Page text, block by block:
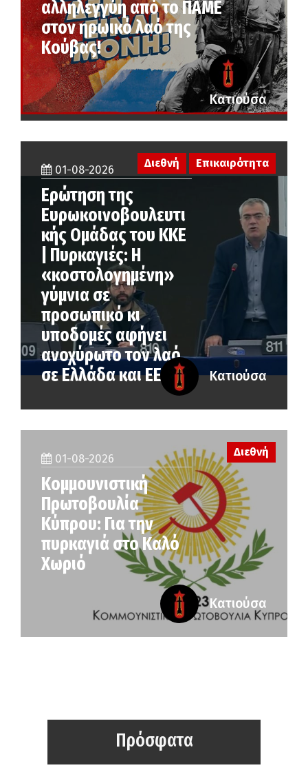
αλληλεγγύη από το ΠΑΜΕ
στον ηρωικό λαό της
Κούβας!
Κατιούσα
01-08-2026
Ερώτηση της
Ευρωκοινοβουλευτι
κής Ομάδας του ΚΚΕ
| Πυρκαγιές: Η
«κοστολογημένη»
γύμνια σε
προσωπικό κι
υποδομές αφήνει
ανοχύρωτο τον λαό
σε Ελλάδα και ΕΕ
Διεθνή Επικαιρότητα
Κατιούσα
01-08-2026
Κομμουνιστική
Πρωτοβουλία
Κύπρου: Για την
πυρκαγιά στο Καλό
Χωριό
Διεθνή
Κατιούσα
Πρόσφατα